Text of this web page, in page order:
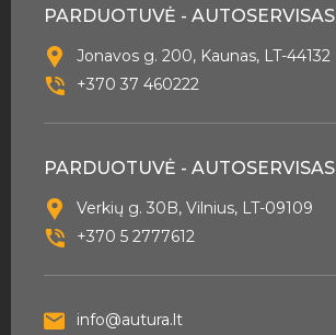
PARDUOTUVĖ - AUTOSERVISAS
Jonavos g. 200, Kaunas, LT-44132
+370 37 460222
PARDUOTUVĖ - AUTOSERVISAS
Verkių g. 30B, Vilnius, LT-09109
+370 5 2777612
info@autura.lt